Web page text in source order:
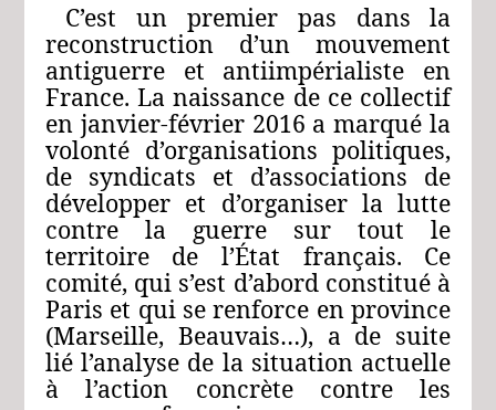
C’est un premier pas dans la
reconstruction d’un mouvement
antiguerre et antiimpérialiste en
France. La naissance de ce collectif
en janvier-février 2016 a marqué la
volonté d’organisations politiques,
de syndicats et d’associations de
développer et d’organiser la lutte
contre la guerre sur tout le
territoire de l’État français. Ce
comité, qui s’est d’abord constitué à
Paris et qui se renforce en province
(Marseille, Beauvais…), a de suite
lié l’analyse de la situation actuelle
à l’action concrète contre les